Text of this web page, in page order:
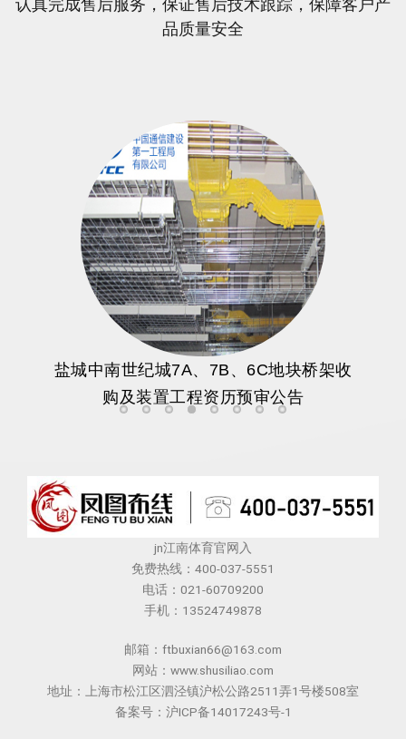
认真完成售后服务，保证售后技术跟踪，保障客户产
品质量安全
统计资讯_中服网
潍宿高铁沂水段架梁完结 为2028年全
2026年求职避坑：这六个行业劝你
盐城中南世纪城7A、7B、6C
渝万高铁建设再传捷报：迎
处理精度与舒适度难题
股市必读：海利生物
盐城中南世纪城7A、7B、6C地块桥架收
购及装置工程资历预审公告
jn江南体育官网入
免费热线：400-037-5551
电话：021-60709200
手机：13524749878
邮箱：ftbuxian66@163.com
网站：www.shusiliao.com
地址：上海市松江区泗泾镇沪松公路2511弄1号楼508室
备案号：沪ICP备14017243号-1